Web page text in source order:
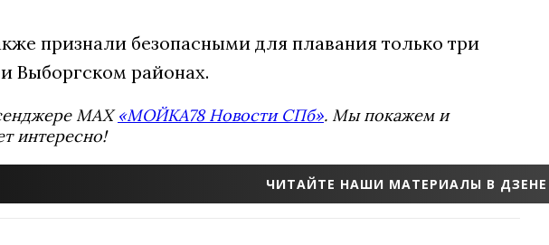
признали безопасными для плавания только три
Выборгском районах.
MAX«МОЙКА78 Новости СПб». Мы покажем и
интересно!
ЧИТАЙТЕ НАШИ МАТЕРИАЛЫ В ДЗЕНЕ